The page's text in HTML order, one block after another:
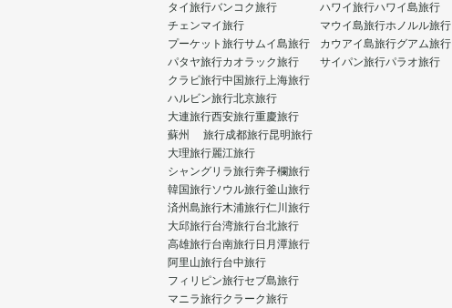
タイ旅行バンコク旅行
チェンマイ旅行
プーケット旅行サムイ島旅行
パタヤ旅行カオラック旅行
クラビ旅行中国旅行上海旅行
ハルビン旅行北京旅行
大連旅行西安旅行重慶旅行
蘇州 旅行成都旅行昆明旅行
大理旅行麗江旅行
シャングリラ旅行奔子欄旅行
韓国旅行ソウル旅行釜山旅行
済州島旅行木浦旅行仁川旅行
大邱旅行台湾旅行台北旅行
高雄旅行台南旅行日月潭旅行
阿里山旅行台中旅行
フィリピン旅行セブ島旅行
マニラ旅行クラーク旅行
ハワイ旅行ハワイ島旅行
マウイ島旅行ホノルル旅行
カウアイ島旅行グアム旅行
サイパン旅行パラオ旅行